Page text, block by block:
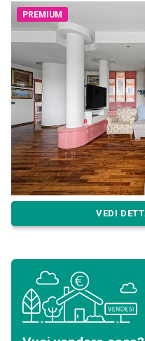
PREMIUM
VEDI